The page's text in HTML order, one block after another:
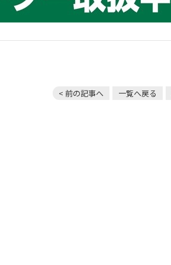
< 前の記事へ 一覧へ戻る